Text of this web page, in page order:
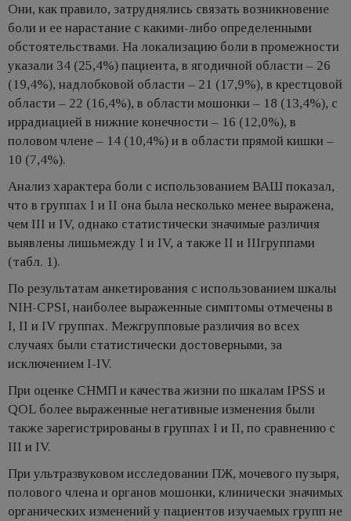
Они, как правило, затруднялись связать возникновение
боли и ее нарастание с какими-либо определенными
обстоятельствами. На локализацию боли в промежности
указали 34 (25,4%) пациента, в ягодичной области – 26
(19,4%), надлобковой области – 21 (17,9%), в крестцовой
области – 22 (16,4%), в области мошонки – 18 (13,4%), с
иррадиацией в нижние конечности – 16 (12,0%), в
половом члене – 14 (10,4%) и в области прямой кишки –
10 (7,4%).
Анализ характера боли с использованием ВАШ показал,
что в группах I и II она была несколько менее выражена,
чем III и IV, однако статистически значимые различия
выявлены лишьмежду I и IV, а также II и IIIгруппами
(табл. 1).
По результатам анкетирования с использованием шкалы
NIH-CPSI, наиболее выраженные симптомы отмечены в
I, II и IV группах. Межгрупповые различия во всех
случаях были статистически достоверными, за
исключением I-IV.
При оценке СНМП и качества жизни по шкалам IPSS и
QOL более выраженные негативные изменения были
также зарегистрированы в группах I и II, по сравнению с
III и IV.
При ультразвуковом исследовании ПЖ, мочевого пузыря,
полового члена и органов мошонки, клинически значимых
органических изменений у пациентов изучаемых групп не